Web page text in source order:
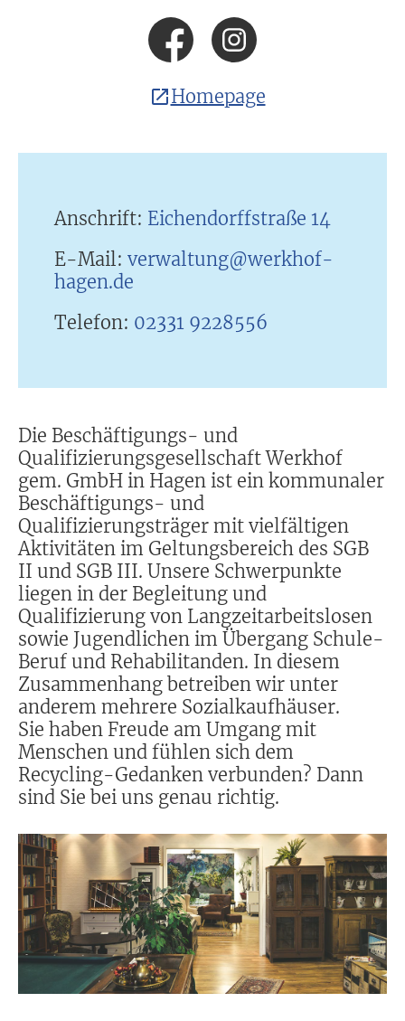
Die Beschäftigungs- und
Qualifizierungsgesellschaft Werkhof
gem. GmbH in Hagen ist ein kommunaler
Beschäftigungs- und
Qualifizierungsträger mit vielfältigen
Aktivitäten im Geltungsbereich des SGB
II und SGB III. Unsere Schwerpunkte
liegen in der Begleitung und
Qualifizierung von Langzeitarbeitslosen
sowie Jugendlichen im Übergang Schule-
Beruf und Rehabilitanden. In diesem
Zusammenhang betreiben wir unter
anderem mehrere Sozialkaufhäuser.
Sie haben Freude am Umgang mit
Menschen und fühlen sich dem
Recycling-Gedanken verbunden? Dann
sind Sie bei uns genau richtig.
Homepage
Anschrift: Eichendorffstraße 14
E-Mail: verwaltung@werkhof-
hagen.de
Telefon: 02331 9228556